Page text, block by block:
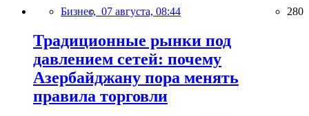
Бизнес, 07 августа, 08:44 280
Традиционные рынки под
давлением сетей: почему
Азербайджану пора менять
правила торговли